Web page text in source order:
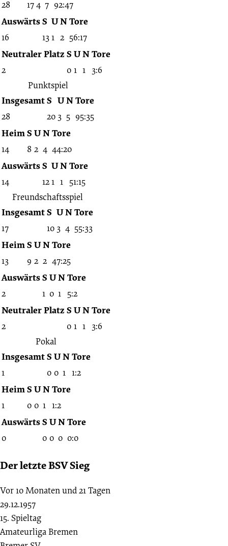
28 174 7 92:47
AuswärtsS UNTore
16 131 2 56:17
Neutraler Platz S UNTore
2 0 1 1 3:6
Punktspiel
InsgesamtS UNTore
28 20 3 5 95:35
HeimS UNTore
14 8 2 4 44:20
AuswärtsS UNTore
14 121 1 51:15
Freundschaftsspiel
InsgesamtS UNTore
17 10 3 4 55:33
HeimS UNTore
13 9 2 2 47:25
AuswärtsS UNTore
2 1 0 1 5:2
Neutraler Platz S UNTore
2 0 1 1 3:6
Pokal
InsgesamtS UNTore
1 0 0 1 1:2
HeimS UNTore
1 0 0 1 1:2
AuswärtsS UNTore
0 0 0 0 0:0
Der letzte BSV Sieg
Vor 10 Monaten und 21 Tagen
29.12.1957
15. Spieltag
Amateurliga Bremen